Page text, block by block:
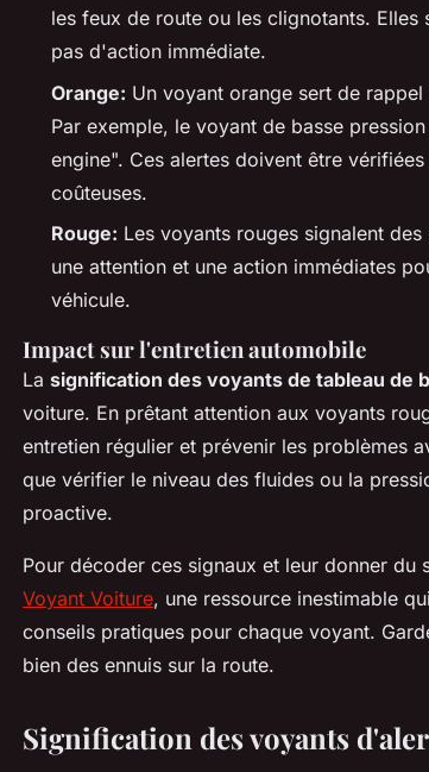
les feux de route ou les clignotants.
pas d'action immédiate.
Orange: Un voyant orange sert de
Par exemple, le voyant de basse
engine". Ces alertes doivent être
coûteuses.
Rouge: Les voyants rouges signalent
une attention et une action immédiates
véhicule.
Impact sur l'entretien automobile
La signification des voyants de tableau de
voiture. En prêtant attention aux voyants
entretien régulier et prévenir les problèmes
que vérifier le niveau des fluides ou la
proactive.
Pour décoder ces signaux et leur donner du
Voyant Voiture, une ressource inestimable
conseils pratiques pour chaque voyant.
bien des ennuis sur la route.
Signification des voyants